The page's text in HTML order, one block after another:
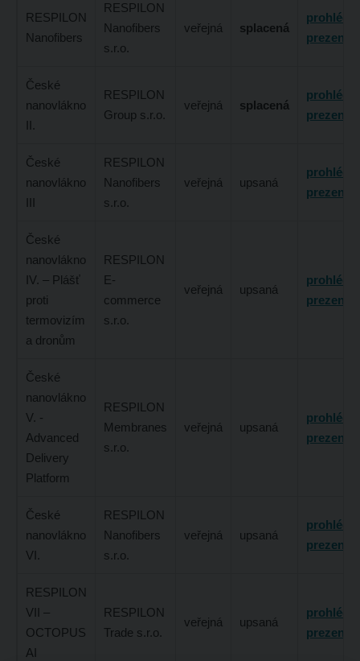
RESPILON
Nanofibers
RESPILON
Nanofibers
s.r.o.
veřejná splacená
České
nanovlákno
II.
RESPILON
Group s.r.o.
veřejná splacená
České
nanovlákno
III
RESPILON
Nanofibers
s.r.o.
veřejná upsaná
České
nanovlákno
IV. – Plášť
proti
termovizím
a dronům
RESPILON
E-
commerce
s.r.o.
veřejná upsaná
České
nanovlákno
V. -
Advanced
Delivery
Platform
RESPILON
Membranes
s.r.o.
veřejná upsaná
České
nanovlákno
VI.
RESPILON
Nanofibers
s.r.o.
veřejná upsaná
RESPILON
VII –
OCTOPUS
AI
RESPILON
Trade s.r.o.
veřejná upsaná